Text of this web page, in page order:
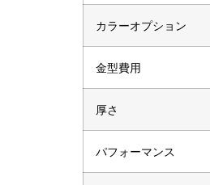
カラーオプション
金型費用
厚さ
パフォーマンス